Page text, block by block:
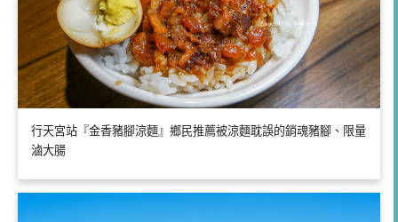
行天宮站『金香豬腳涼麵』鄉民推薦被涼麵耽誤的銷魂豬腳、限量
滷大腸